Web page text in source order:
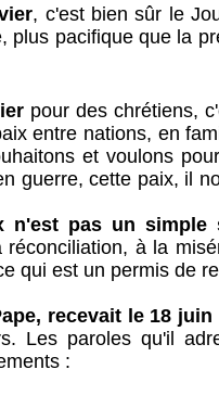
, c'est bien sûr le
plus pacifique que la
pour des chrétiens,
entre nations, en
et voulons
guerre, cette paix, il
n'est pas un simple
réconciliation, à la
qui est un permis de
recevait le 18 juin
Les paroles qu'il
: